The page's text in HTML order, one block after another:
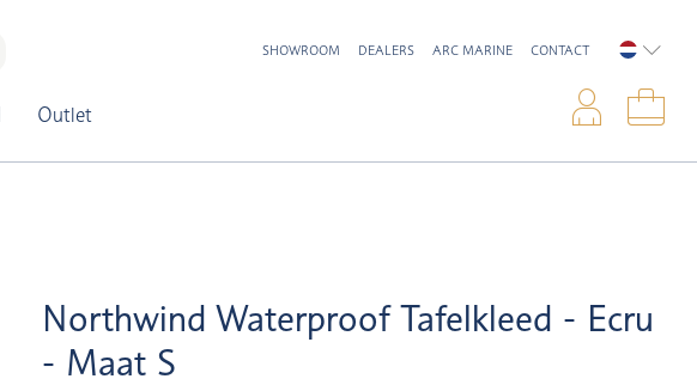
Outlet
SHOWROOM DEALERS ARC MARINE CONTACT
Northwind Waterproof Tafelkleed - Ecru
- Maat S